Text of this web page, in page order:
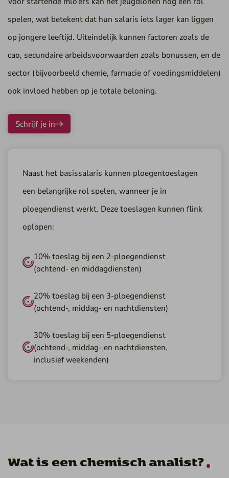
spelen, wat betekent dat hun salaris iets lager kan liggen
op jongere leeftijd. Uiteindelijk kunnen factoren zoals de
cao, secundaire arbeidsvoorwaarden zoals bonussen, en de
sector (bijvoorbeeld chemie, farmacie of voedingsmiddelen)
ook invloed hebben op je totale beloning.
Schrijf je in
Naast het basissalaris kunnen ploegentoeslagen
een belangrijke rol spelen, wanneer je in
ploegendienst werkt. Deze toeslagen kunnen flink
oplopen:
10% toeslag bij een 2-ploegendienst
(ochtend- en middagdiensten)
20% toeslag bij een 3-ploegendienst
(ochtend-, middag- en nachtdiensten)
30% toeslag bij een 5-ploegendienst
(ochtend-, middag- en nachtdiensten,
inclusief weekenden)
Wat is een chemisch analist?